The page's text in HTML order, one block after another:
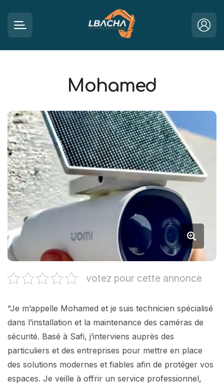
Mohamed
votez pour cette annonce
“Je m’appelle Mohamed et je suis technicien spécialisé
dans l’installation et la maintenance des caméras de
sécurité. Basé à Safi, j’interviens auprès des
particuliers et des entreprises pour mettre en place
des solutions modernes et fiables afin de protéger vos
espaces. Je veille à offrir un service professionnel,